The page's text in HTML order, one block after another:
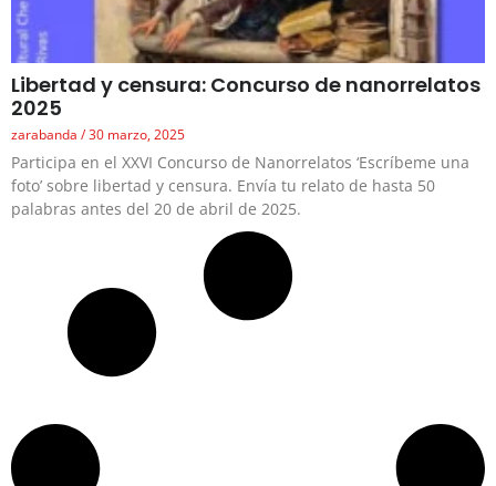
Libertad y censura: Concurso de nanorrelatos
2025
zarabanda 30 marzo, 2025
Participa en el XXVI Concurso de Nanorrelatos ‘Escríbeme una
foto’ sobre libertad y censura. Envía tu relato de hasta 50
palabras antes del 20 de abril de 2025.